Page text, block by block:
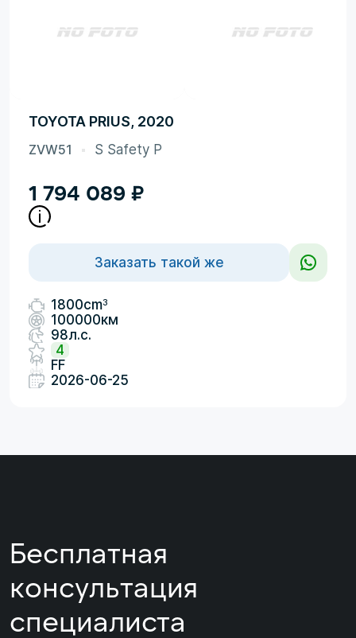
TOYOTA PRIUS, 2020
ZVW51 S Safety P
1 794 089 ₽
Заказать такой же
1800cm3
100000км
98л.с.
4
FF
2026-06-25
Бесплатная
консультация
специалиста